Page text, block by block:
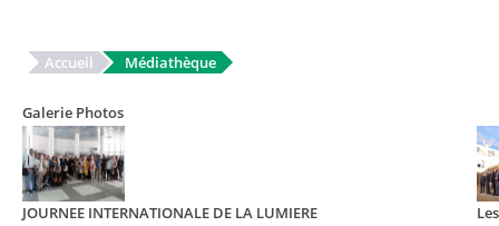
Accueil Médiathèque
Galerie Photos
JOURNEE INTERNATIONALE DE LA LUMIERE